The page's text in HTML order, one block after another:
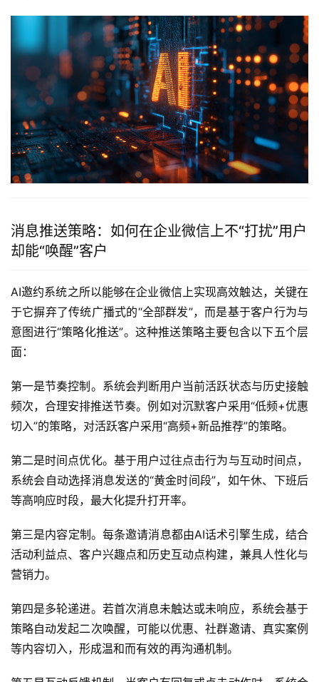
消息推送策略：如何在企业微信上不“打扰”用户
却能“唤醒”客户
AI邀约系统之所以能够在企业微信上实现高效触达，关键在
于它摒弃了传统广播式的“全部群发”，而是基于客户行为与
意图进行“策略化推送”。这种推送策略主要包含以下五个层
面：
第一是节奏控制。系统会判断用户当前活跃状态与历史接触
频次，合理安排推送节奏。例如对沉默客户采用“低频+优惠
切入”的策略，对活跃客户采用“高频+新品推荐”的策略。
第二是时间点优化。基于用户过往点击行为与互动时间点，
系统会自动选择消息发送的“黄金时间段”，如午休、下班后
等高响应时段，最大化提升打开率。
第三是内容定制。每条邀请消息都由AI话术引擎生成，结合
活动利益点、客户兴趣点和历史互动点构建，兼具人性化与
营销力。
第四是多轮递进。若首次消息未触达或未响应，系统会基于
策略自动发起二次唤醒，可能以优惠、社群邀请、真实案例
等内容切入，形成温和而有效的再沟通机制。